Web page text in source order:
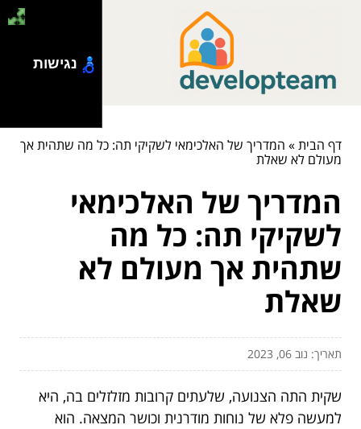
דף הבית» המדריך של האלכימאי לשקיקי תה: כל מה שתהית אך
מעולם לא שאלת
המדריך של האלכימאי
לשקיקי תה: כל מה
שתהית אך מעולם לא
שאלת
תאריך: נוב 06, 2023
שקית התה הצנועה, שלעתים קרובות מזלזלים בה, היא
למעשה פלא של נוחות מודרנית וכושר המצאה. הוא
נגישות